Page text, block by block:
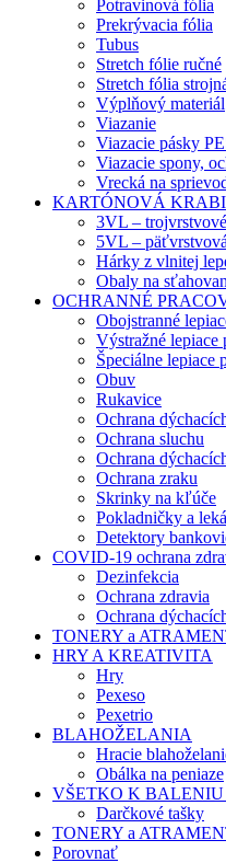
Potravinová fólia
Prekrývacia fólia
Tubus
Stretch fólie ručné
Stretch fólia
Výplňový materiál
Viazanie
Viazacie pásky
Viazacie spony,
Vrecká na
KARTÓNOVÁ
3VL –
5VL –
Hárky z vlnitej
Obaly na
OCHRANNÉ
Obojstranné
Výstražné lepiace
Špeciálne lepiace
Obuv
Rukavice
Ochrana
Ochrana sluchu
Ochrana
Ochrana zraku
Skrinky na kľúče
Pokladničky a
Detektory
COVID-19 ochrana
Dezinfekcia
Ochrana zdravia
Ochrana
TONERY a
HRY A KREATIVITA
Hry
Pexeso
Pexetrio
BLAHOŽELANIA
Hracie
Obálka na peniaze
VŠETKO K
Darčkové tašky
TONERY a
Porovnať